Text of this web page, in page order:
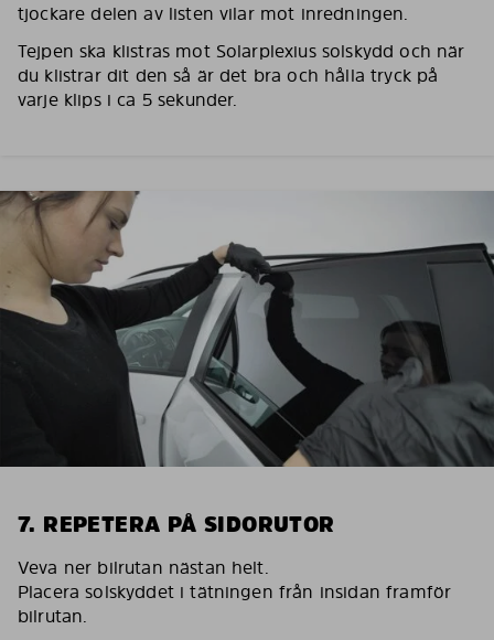
tjockare delen av listen vilar mot inredningen.
Tejpen ska klistras mot Solarplexius solskydd och när
du klistrar dit den så är det bra och hålla tryck på
varje klips i ca 5 sekunder.
7. REPETERA PÅ SIDORUTOR
Veva ner bilrutan nästan helt.
Placera solskyddet i tätningen från insidan framför
bilrutan.